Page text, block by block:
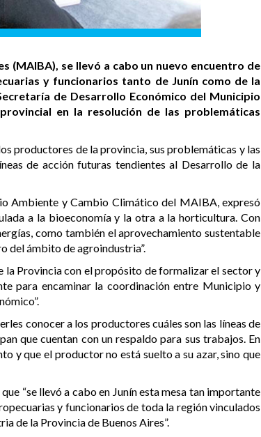
(MAIBA), se llevó a cabo un nuevo encuentro de
y funcionarios tanto de Junín como de la
de Desarrollo Económico del Municipio
en la resolución de las problemáticas
productores de la provincia, sus problemáticas y las
de acción futuras tendientes al Desarrollo de la
Ambiente y Cambio Climático del MAIBA, expresó
a la bioeconomía y la otra a la horticultura. Con
como también el aprovechamiento sustentable
del ámbito de agroindustria”.
la Provincia con el propósito de formalizar el sector y
para encaminar la coordinación entre Municipio y
conocer a los productores cuáles son las líneas de
que cuentan con un respaldo para sus trabajos. En
y que el productor no está suelto a su azar, sino que
“se llevó a cabo en Junín esta mesa tan importante
y funcionarios de toda la región vinculados
de la Provincia de Buenos Aires”.